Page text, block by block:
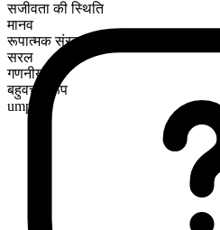
सजीवता की स्थिति
मानव
रूपात्मक संरचना
सरल
गणनीय
बहुवचन रूप
umpires